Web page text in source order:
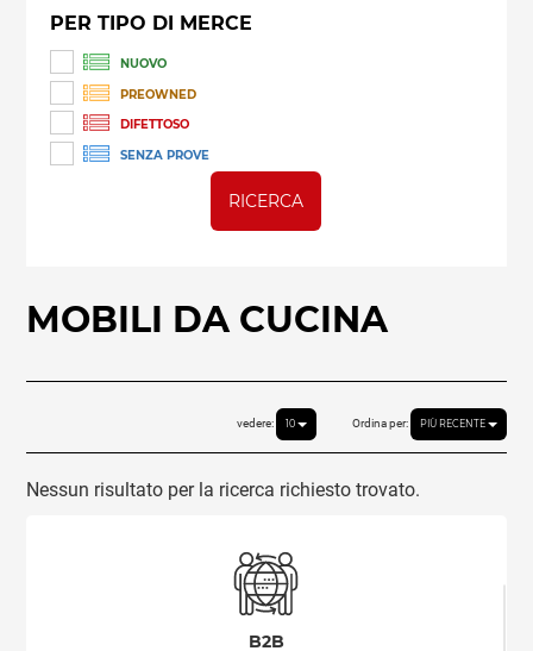
PER TIPO DI MERCE
NUOVO
PREOWNED
DIFETTOSO
SENZA PROVE
RICERCA
MOBILI DA CUCINA
Ordina per: PIÙ RECENTE
vedere: 10
Nessun risultato per la ricerca richiesto trovato.
B2B